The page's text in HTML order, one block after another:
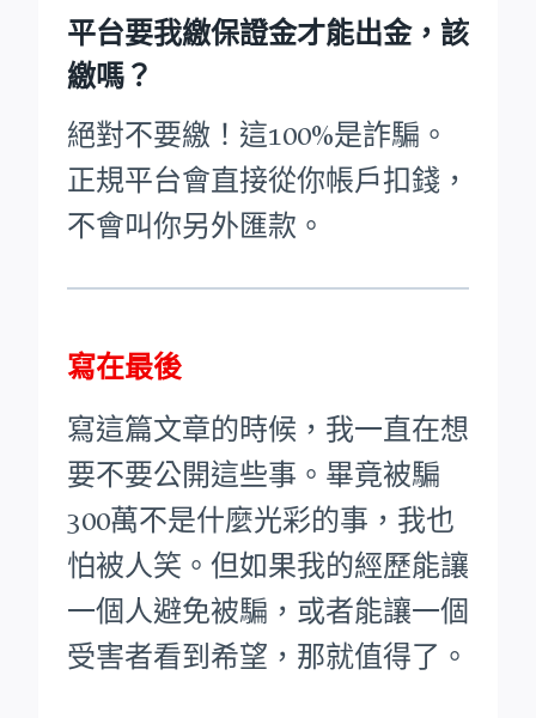
平台要我繳保證金才能出金，該
繳嗎？
絕對不要繳！這100%是詐騙。
正規平台會直接從你帳戶扣錢，
不會叫你另外匯款。
寫在最後
寫這篇文章的時候，我一直在想
要不要公開這些事。畢竟被騙
300萬不是什麼光彩的事，我也
怕被人笑。 但如果我的經歷能讓
一個人避免被騙，或者能讓一個
受害者看到希望，那就值得了。